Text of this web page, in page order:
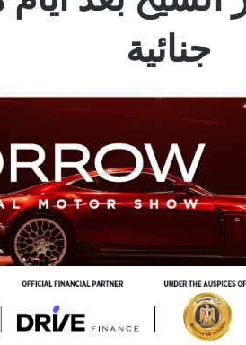
جنائية